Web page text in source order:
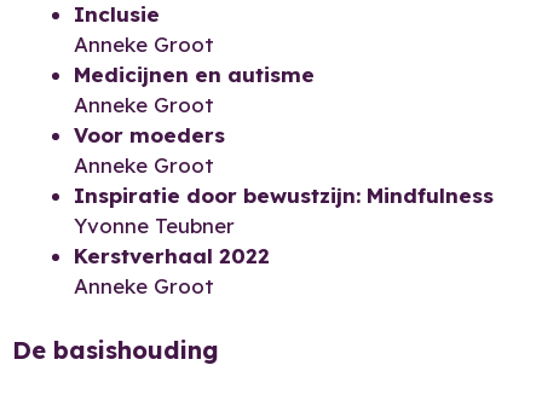
Inclusie
Anneke Groot
Medicijnen en autisme
Anneke Groot
Voor moeders
Anneke Groot
Inspiratie door bewustzijn: Mindfulness
Yvonne Teubner
Kerstverhaal 2022
Anneke Groot
De basishouding